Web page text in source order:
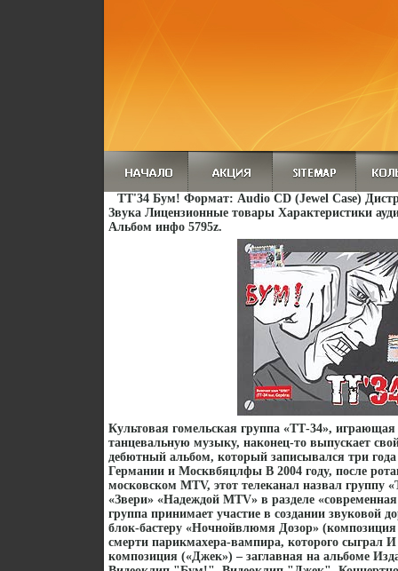
ТТ'34 Бум! Формат: Audio CD (Jewel Case)
Звука Лицензионные товары Характеристики
Альбом инфо 5795z.
Культовая гомельская группа «ТТ-34»,
танцевальную музыку, наконец-то выпускает
дебютный альбом, который записывался три
Германии и Москвбяцлфы В 2004 году, после
московском MTV, этот телеканал назвал группу
«Звери» «Надеждой MTV» в разделе
группа принимает участие в создании звуковой
блок-бастеру «Ночнойвлюмя Дозор»
смерти парикмахера-вампира, которого сыграл
композиция («Джек») – заглавная на альбоме